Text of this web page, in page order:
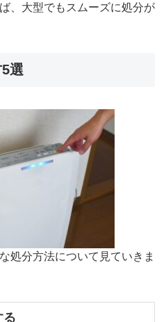
、大型でもスムーズに処分が
選
処分方法について見ていきま
る